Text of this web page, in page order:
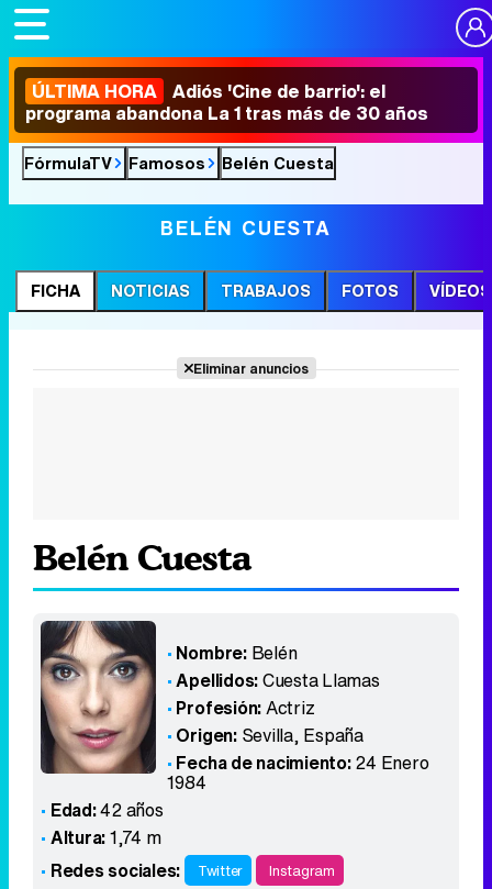
ÚLTIMA HORA Adiós 'Cine de barrio': el
programa abandona La 1 tras más de 30 años
FórmulaTV Famosos Belén Cuesta
BELÉN CUESTA
FICHA NOTICIAS TRABAJOS FOTOS VÍDEOS
Eliminar anuncios
Belén Cuesta
Nombre: Belén
Apellidos:Cuesta Llamas
Profesión:Actriz
Origen: Sevilla, España
Fecha de nacimiento:24 Enero
1984
Edad:42 años
Altura:1,74 m
Redes sociales:
Twitter Instagram